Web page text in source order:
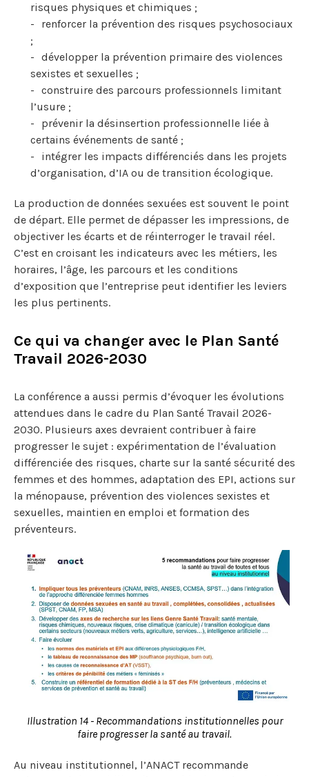
risques physiques et chimiques ;
renforcer la prévention des risques psychosociaux
;
développer la prévention primaire des violences
sexistes et sexuelles ;
construire des parcours professionnels limitant
l’usure ;
prévenir la désinsertion professionnelle liée à
certains événements de santé ;
intégrer les impacts différenciés dans les projets
d’organisation, d’IA ou de transition écologique.
La production de données sexuées est souvent le point
de départ. Elle permet de dépasser les impressions, de
objectiver les écarts et de réinterroger le travail réel.
C’est en croisant les indicateurs avec les métiers, les
horaires, l’âge, les parcours et les conditions
d’exposition que l’entreprise peut identifier les leviers
les plus pertinents.
Ce qui va changer avec le Plan Santé
Travail 2026-2030
La conférence a aussi permis d’évoquer les évolutions
attendues dans le cadre du Plan Santé Travail 2026-
2030. Plusieurs axes devraient contribuer à faire
progresser le sujet : expérimentation de l’évaluation
différenciée des risques, charte sur la santé sécurité des
femmes et des hommes, adaptation des EPI, actions sur
la ménopause, prévention des violences sexistes et
sexuelles, maintien en emploi et formation des
préventeurs.
Illustration 14 - Recommandations institutionnelles pour
faire progresser la santé au travail.
Au niveau institutionnel, l’ANACT recommande